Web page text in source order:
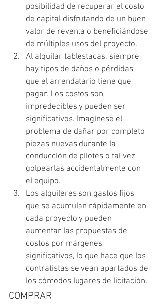
posibilidad de recuperar el costo
de capital disfrutando de un buen
valor de reventa o beneficiándose
de múltiples usos del proyecto.
Al alquilar tablestacas, siempre
hay tipos de daños o pérdidas
que el arrendatario tiene que
pagar. Los costos son
impredecibles y pueden ser
significativos. Imagínese el
problema de dañar por completo
piezas nuevas durante la
conducción de pilotes o tal vez
golpearlas accidentalmente con
el equipo.
Los alquileres son gastos fijos
que se acumulan rápidamente en
cada proyecto y pueden
aumentar las propuestas de
costos por márgenes
significativos, lo que hace que los
contratistas se vean apartados de
los cómodos lugares de licitación.
COMPRAR